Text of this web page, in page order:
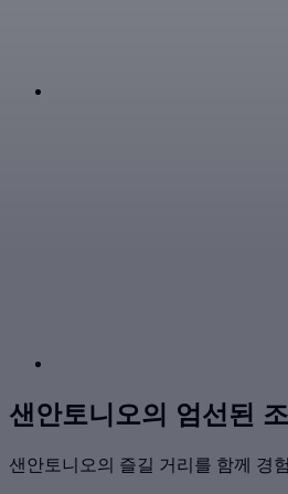
샌안토니오의 엄선된
샌안토니오의 즐길 거리를 함께 경